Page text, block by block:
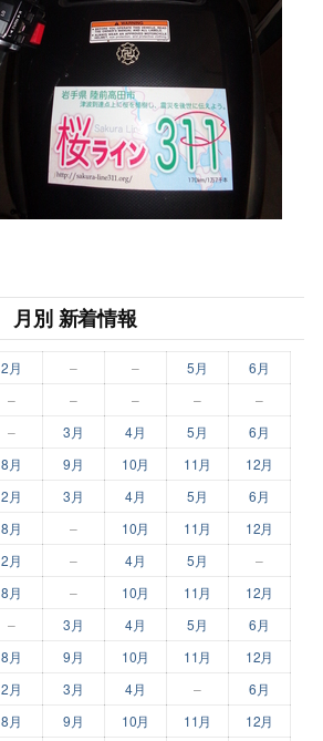
月別 新着情報
2月 – – 5月
6月
– – – – –
– 3月 4月 5月
6月
8月 9月 10月 11月 12月
2月 3月 4月 5月
6月
8月 – 10月 11月 12月
2月 – 4月 5月
–
8月 – 10月 11月 12月
– 3月 4月 5月
6月
8月 9月 10月 11月 12月
2月 3月 4月 –
6月
8月 9月 10月 11月 12月